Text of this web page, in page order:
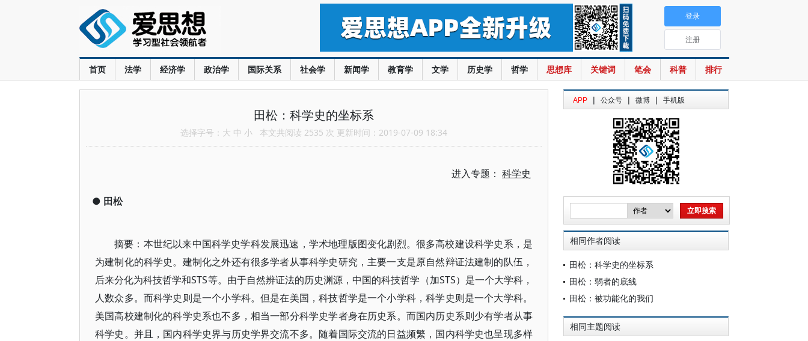
首页 法学 经济学 政治学 国际关系 社会学 新闻学 教育学 文学 历史学 哲学 思想库 关键词 笔会 科普 排行
登录
注册
田松：科学史的坐标系
选择字号： 大 中 小 本文共阅读 2535 次 更新时间：2019-07-09 18:34
进入专题： 科学史
● 田松
摘要：本世纪以来中国科学史学科发展迅速，学术地理版图变化剧烈。很多高校建设科学史系，是
为建制化的科学史。建制化之外还有很多学者从事科学史研究，主要一支是原自然辩证法建制的队伍，
后来分化为科技哲学和STS等。由于自然辨证法的历史渊源，中国的科技哲学（加STS）是一个大学科，
人数众多。而科学史则是一个小学科。但是在美国，科技哲学是一个小学科，科学史则是一个大学科。
美国高校建制化的科学史系也不多，相当一部分科学史学者身在历史系。而国内历史系则少有学者从事
科学史。并且，国内科学史界与历史学界交流不多。随着国际交流的日益频繁，国内科学史也呈现多样
APP | 公众号 | 微博 | 手机版
相同作者阅读
田松：科学史的坐标系
田松：弱者的底线
田松：被功能化的我们
相同主题阅读